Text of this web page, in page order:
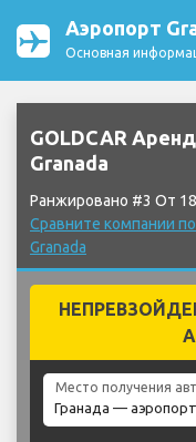
Аэропорт
Основная
GOLDCAR
Granada
Ранжировано #3 От 18
Сравните компании
Granada
Место получения